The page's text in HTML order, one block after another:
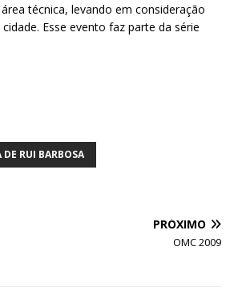
técnica, levando em consideração
Esse evento faz parte da série
RUI BARBOSA
PRÓXIMO
OMC 2009